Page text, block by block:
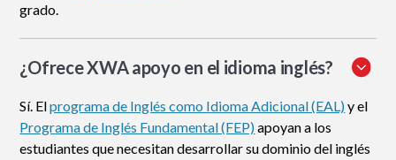
grado.
¿Ofrece XWA apoyo en el idioma inglés?
Sí. Elprograma de Inglés como Idioma Adicional (EAL)y el
Programa de Inglés Fundamental (FEP)apoyan a los
estudiantes que necesitan desarrollar su dominio del inglés